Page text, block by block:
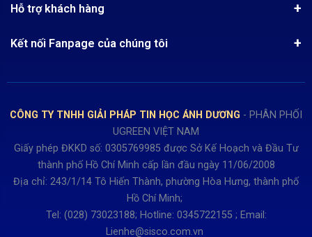
Tra cứu đơn hàng
Công nghệ - Sản phẩm mới
Review sản phẩm
Chính sách Hủy, Đổi, Trả hàng
Hướng dẫn đăng ký tài khoản
Hỗ trợ khách hàng
Thời gian làm việc từ Thứ 2- Thứ 7
Buổi chiều từ 13h15 đến 17h30
Thứ 7 làm đến 15h30 chiều.
Kết nối Fanpage của chúng tôi
CÔNG TY TNHH GIẢI PHÁP TIN HỌC ÁNH DƯƠNG - PHÂN PHỐI
UGREEN VIỆT NAM
Giấy phép ĐKKD số: 0305769985 được Sở Kế Hoạch và Đầu Tư
thành phố Hồ Chí Minh cấp lần đầu ngày 11/06/2008
Địa chỉ: 243/1/14 Tô Hiến Thành, phường Hòa Hưng, thành phố
Hồ Chí Minh;
Tel: (028) 73023188; Hotline: 0345722155 ; Email:
Lienhe@sisco.com.vn